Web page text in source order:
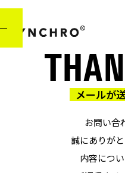
メールが
お問い合
誠にありが
内容につ